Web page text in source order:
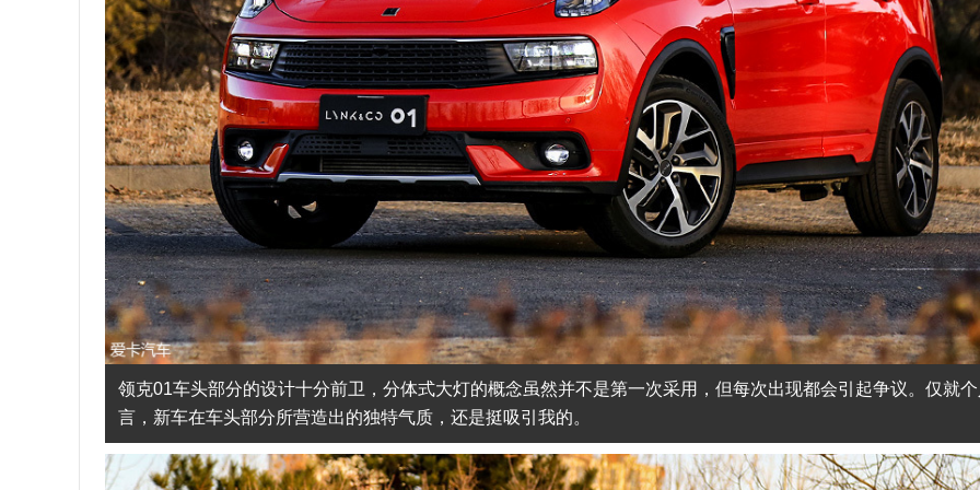
领克01车头部分的设计十分前卫，分体式大灯的概念虽然并不是第一次采用，但每次出现都会引起争议。仅就
言，新车在车头部分所营造出的独特气质，还是挺吸引我的。